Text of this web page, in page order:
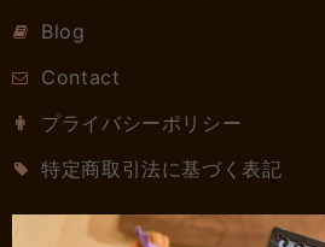
Blog
Contact
プライバシーポリシー
特定商取引法に基づく表記